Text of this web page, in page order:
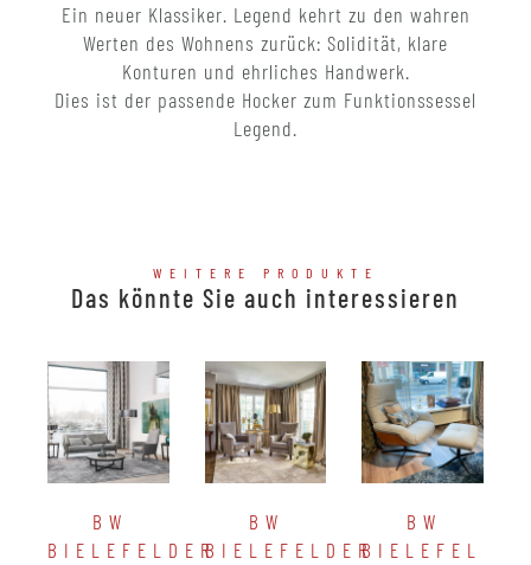
Ein neuer Klassiker. Legend kehrt zu den wahren
Werten des Wohnens zurück: Solidität, klare
Konturen und ehrliches Handwerk.
Dies ist der passende Hocker zum Funktionssessel
Legend.
WEITERE PRODUKTE
Das könnte Sie auch interessieren
BW
BIELEFELDER
BW
BIELEFELDER
BW
BIELEFELDER